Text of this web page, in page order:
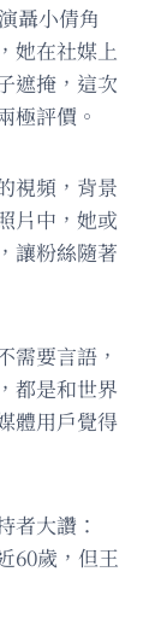
聶小倩角
她在社媒上
遮掩，這次
極評價。
視頻，背景
片中，她或
讓粉絲隨著
需要言語，
都是和世界
體用戶覺得
者大讚：
60歲，但王